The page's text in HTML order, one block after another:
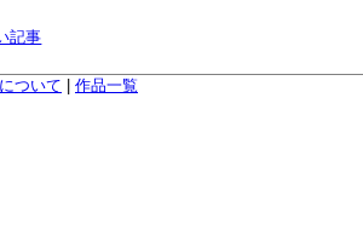
記事
ついて 作品一覧